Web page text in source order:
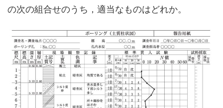
の次の組合せのうち，適当なものはどれか。